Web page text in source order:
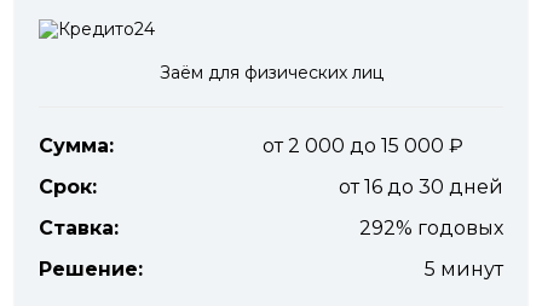
Заём для физических лиц
Сумма:
от 2 000 до 15 000
Срок:
от 16 до 30 дней
Ставка:
292% годовых
Решение:
5 минут